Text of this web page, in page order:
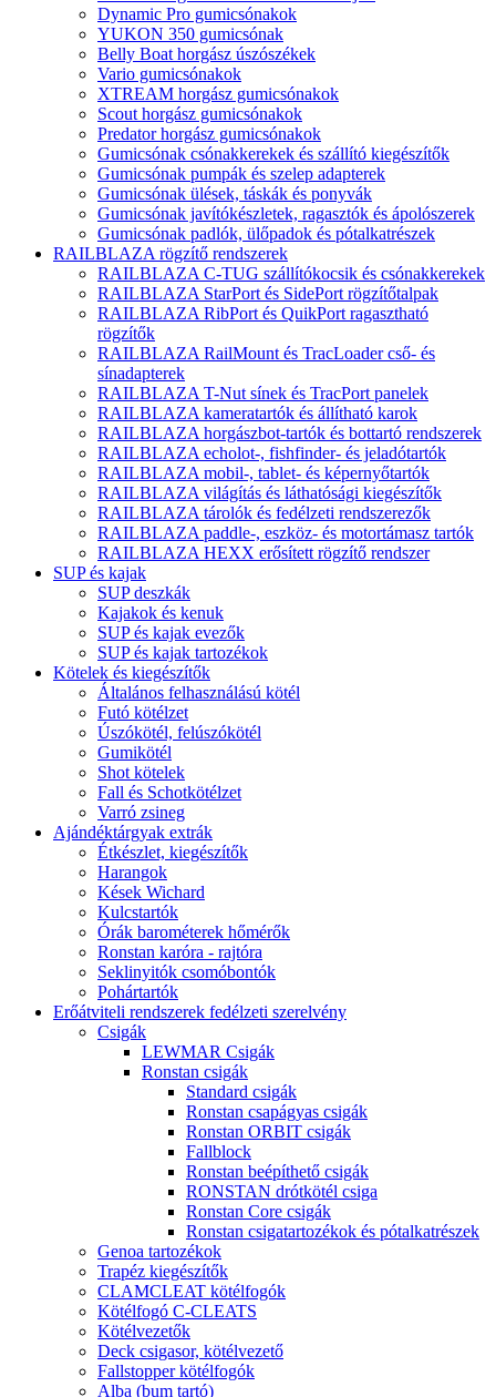
Dynamic Pro gumicsónakok
YUKON 350 gumicsónak
Belly Boat horgász úszószékek
Vario gumicsónakok
XTREAM horgász gumicsónakok
Scout horgász gumicsónakok
Predator horgász gumicsónakok
Gumicsónak csónakkerekek és szállító kiegészítők
Gumicsónak pumpák és szelep adapterek
Gumicsónak ülések, táskák és ponyvák
Gumicsónak javítókészletek, ragasztók és ápolószerek
Gumicsónak padlók, ülőpadok és pótalkatrészek
RAILBLAZA rögzítő rendszerek
RAILBLAZA C-TUG szállítókocsik és csónakkerekek
RAILBLAZA StarPort és SidePort rögzítőtalpak
RAILBLAZA RibPort és QuikPort ragasztható
rögzítők
RAILBLAZA RailMount és TracLoader cső- és
sínadapterek
RAILBLAZA T-Nut sínek és TracPort panelek
RAILBLAZA kameratartók és állítható karok
RAILBLAZA horgászbot-tartók és bottartó rendszerek
RAILBLAZA echolot-, fishfinder- és jeladótartók
RAILBLAZA mobil-, tablet- és képernyőtartók
RAILBLAZA világítás és láthatósági kiegészítők
RAILBLAZA tárolók és fedélzeti rendszerezők
RAILBLAZA paddle-, eszköz- és motortámasz tartók
RAILBLAZA HEXX erősített rögzítő rendszer
SUP és kajak
SUP deszkák
Kajakok és kenuk
SUP és kajak evezők
SUP és kajak tartozékok
Kötelek és kiegészítők
Általános felhasználású kötél
Futó kötélzet
Úszókötél, felúszókötél
Gumikötél
Shot kötelek
Fall és Schotkötélzet
Varró zsineg
Ajándéktárgyak extrák
Étkészlet, kiegészítők
Harangok
Kések Wichard
Kulcstartók
Órák barométerek hőmérők
Ronstan karóra - rajtóra
Seklinyitók csomóbontók
Pohártartók
Erőátviteli rendszerek fedélzeti szerelvény
Csigák
LEWMAR Csigák
Ronstan csigák
Standard csigák
Ronstan csapágyas csigák
Ronstan ORBIT csigák
Fallblock
Ronstan beépíthető csigák
RONSTAN drótkötél csiga
Ronstan Core csigák
Ronstan csigatartozékok és pótalkatrészek
Genoa tartozékok
Trapéz kiegészítők
CLAMCLEAT kötélfogók
Kötélfogó C-CLEATS
Kötélvezetők
Deck csigasor, kötélvezető
Fallstopper kötélfogók
Alba (bum tartó)